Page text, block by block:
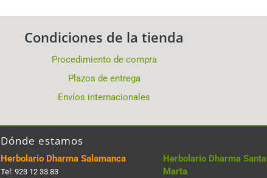
Condiciones de la tienda
Procedimiento de compra
Plazos de entrega
Envíos internacionales
Dónde estamos
Herbolario Dharma Salamanca
Tel: 923 12 33 83
Herbolario Dharma Santa
Marta